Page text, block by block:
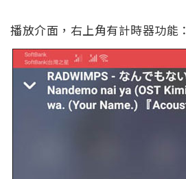
播放介面，右上角有計時器功能：